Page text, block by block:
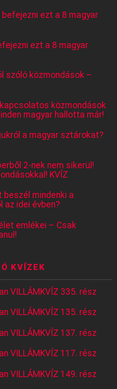
ezt a 8 magyar
ezt a 8 magyar
szóló közmondások –
közmondások
magyar hallotta már!
a magyar sztárokat?
2-nek nem sikerül!
KVÍZ
beszél mindenki a
az idei évben?
emlékei – Csak
KVÍZEK
VILLÁMKVÍZ 335. rész
VILLÁMKVÍZ 135. rész
VILLÁMKVÍZ 137. rész
VILLÁMKVÍZ 117. rész
VILLÁMKVÍZ 149. rész